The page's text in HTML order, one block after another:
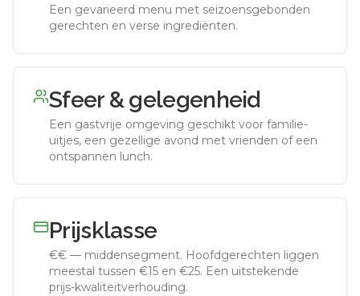
Een gevarieerd menu met seizoensgebonden
gerechten en verse ingrediënten.
Sfeer & gelegenheid
Een gastvrije omgeving geschikt voor familie-
uitjes, een gezellige avond met vrienden of een
ontspannen lunch.
Prijsklasse
€€ — middensegment. Hoofdgerechten liggen
meestal tussen €15 en €25. Een uitstekende
prijs-kwaliteitverhouding.